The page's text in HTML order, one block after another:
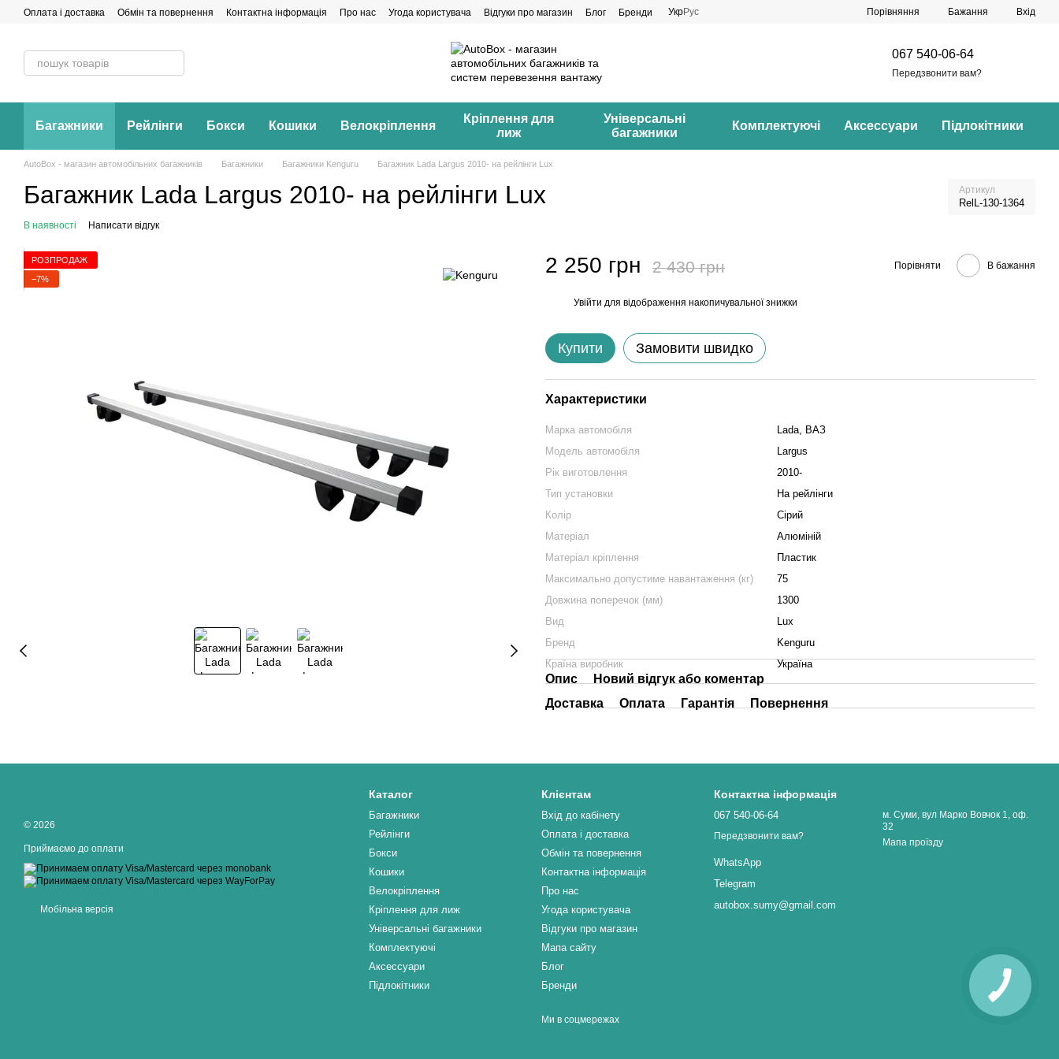
Перейти до основного контенту
Оплата і доставка Обмін та повернення Контактна інформація Про нас Угода користувача Відгуки про магазин Блог Бренди УкрРус Порівняння Бажання Вхід
067 540-06-64
Передзвонити вам?
Багажники Рейлінги Бокси Кошики Велокріплення
Кріплення для
лиж
Універсальні
багажники
Комплектуючі Аксессуари Підлокітники
AutoBox - магазин автомобільних багажників Багажники Багажники Kenguru Багажник Lada Largus 2010- на рейлінги Lux
Багажник Lada Largus 2010- на рейлінги Lux Артикул
RelL-130-1364
В наявності Написати відгук
РОЗПРОДАЖ
−7%
2 250 грн 2 430 грн Порівняти В бажання
Увійти для відображення накопичувальної знижки
Купити Замовити швидко
Характеристики
Марка автомобіля
Lada, ВАЗ
Модель автомобіля
Largus
Рік виготовлення
2010-
Тип установки
На рейлінги
Колір
Сірий
Матеріал
Алюміній
Матеріал кріплення
Пластик
Максимально допустиме навантаження (кг)
75
Довжина поперечок (мм)
1300
Вид
Lux
Бренд
Kenguru
Країна виробник
Україна
Опис
Новий відгук або коментар
Доставка
Оплата Гарантія Повернення
© 2026
Приймаємо до оплати
Мобільна версія
Каталог
Багажники
Рейлінги
Бокси
Кошики
Велокріплення
Кріплення для лиж
Універсальні багажники
Комплектуючі
Аксессуари
Підлокітники
Клієнтам
Вхід до кабінету
Оплата і доставка
Обмін та повернення
Контактна інформація
Про нас
Угода користувача
Відгуки про магазин
Мапа сайту
Блог
Бренди
Ми в соцмережах
Контактна інформація
067 540-06-64
Передзвонити вам?
WhatsApp
Telegram
autobox.sumy@gmail.com
м. Суми, вул Марко Вовчок 1, оф.
32
Мапа проїзду